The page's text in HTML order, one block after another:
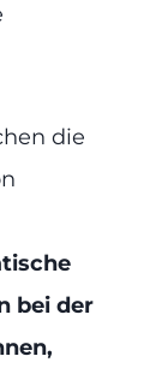
die
bei der